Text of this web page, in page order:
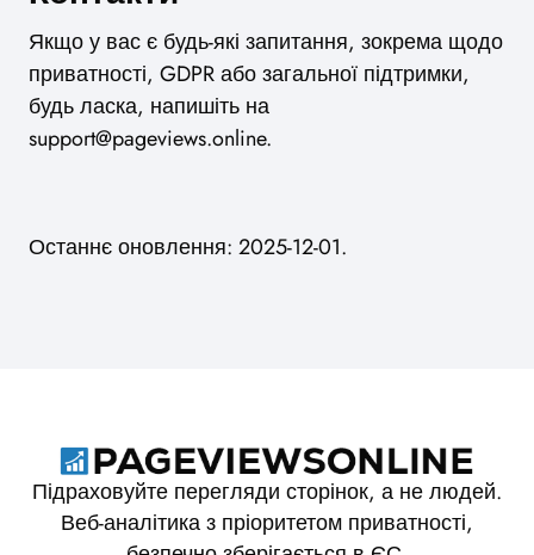
Якщо у вас є будь-які запитання, зокрема щодо
приватності, GDPR або загальної підтримки,
будь ласка, напишіть на
support@pageviews.online.
Останнє оновлення: 2025-12-01.
Підраховуйте перегляди сторінок, а не людей.
Веб-аналітика з пріоритетом приватності,